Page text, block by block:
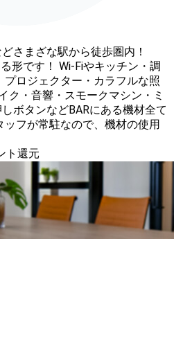
さまざな駅から徒歩圏内！
やキッチン・調
ロジェクター・カラフルな照
ク・音響・スモークマシン・ミ
ボタンなどBARにある機材全て
ト還元